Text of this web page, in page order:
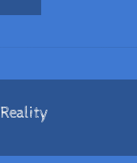
Reality